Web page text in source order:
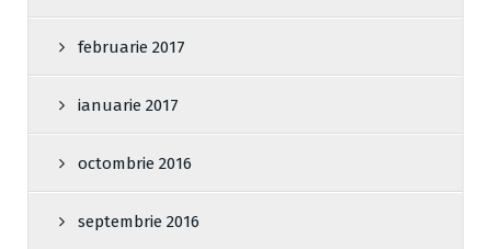
februarie 2017
ianuarie 2017
octombrie 2016
septembrie 2016